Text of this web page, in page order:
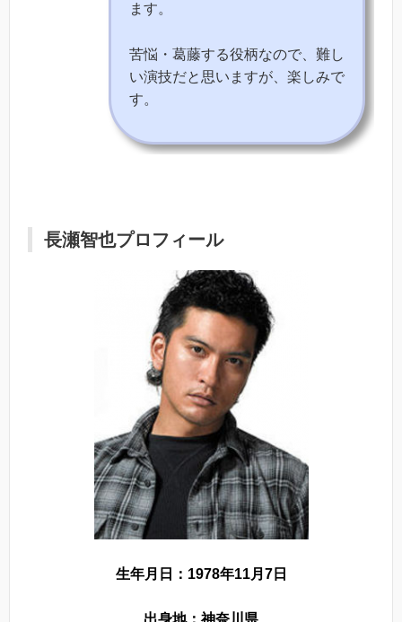
ます。
苦悩・葛藤する役柄なので、難し
い演技だと思いますが、楽しみで
す。
長瀬智也プロフィール
生年月日：1978年11月7日